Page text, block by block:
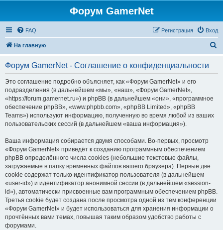
Форум GamerNet
FAQ Вход
Регистрация
На главную
Форум GamerNet - Соглашение о конфиденциальности
Это соглашение подробно объясняет, как «Форум GamerNet» и его
подразделения (в дальнейшем «мы», «наш», «Форум GamerNet»,
«https://forum.gamernet.ru») и phpBB (в дальнейшем «они», «программное
обеспечение phpBB», «www.phpbb.com», «phpBB Limited», «phpBB
Teams») используют информацию, полученную во время любой из ваших
пользовательских сессий (в дальнейшем «ваша информация»).
Ваша информация собирается двумя способами. Во-первых, просмотр
«Форум GamerNet» приведёт к созданию программным обеспечением
phpBB определённого числа cookies (небольшие текстовые файлы,
загружаемые в папку временных файлов вашего браузера). Первые две
cookie содержат только идентификатор пользователя (в дальнейшем
«user-id») и идентификатор анонимной сессии (в дальнейшем «session-
id»), автоматически присвоенные вам программным обеспечением phpBB.
Третья cookie будет создана после просмотра одной из тем конференции
«Форум GamerNet» и будет использоваться для хранения информации о
прочтённых вами темах, повышая таким образом удобство работы с
форумами.